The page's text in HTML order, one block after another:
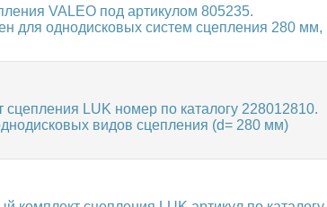
VALEO под артикулом 805235.
для однодисковых систем сцепления 280 мм,
LUK номер по каталогу 228012810.
видов сцепления (d= 280 мм)